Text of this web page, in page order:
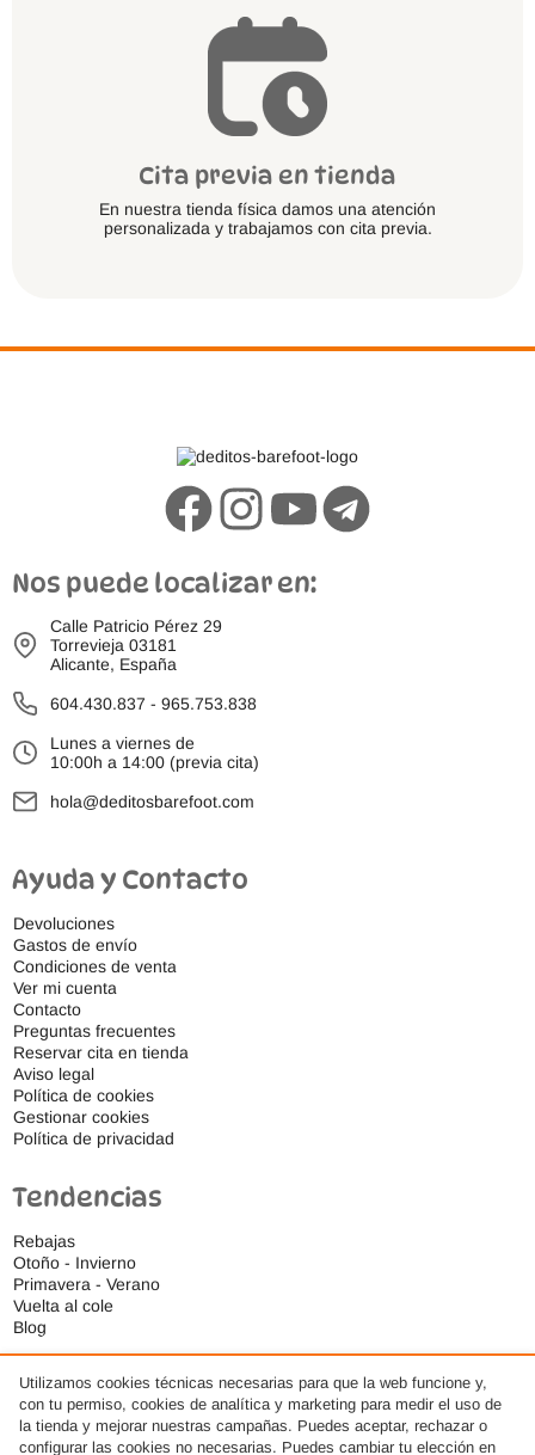
Cita previa en tienda
En nuestra tienda física damos una atención
personalizada y trabajamos con cita previa.
Nos puede localizar en:
Calle Patricio Pérez 29
Torrevieja 03181
Alicante, España
604.430.837 - 965.753.838
Lunes a viernes de
10:00h a 14:00 (previa cita)
hola@deditosbarefoot.com
Ayuda y Contacto
Devoluciones
Gastos de envío
Condiciones de venta
Ver mi cuenta
Contacto
Preguntas frecuentes
Reservar cita en tienda
Aviso legal
Política de cookies
Gestionar cookies
Política de privacidad
Tendencias
Rebajas
Otoño - Invierno
Primavera - Verano
Vuelta al cole
Blog
Utilizamos cookies técnicas necesarias para que la web funcione y,
con tu permiso, cookies de analítica y marketing para medir el uso de
la tienda y mejorar nuestras campañas. Puedes aceptar, rechazar o
configurar las cookies no necesarias. Puedes cambiar tu elección en